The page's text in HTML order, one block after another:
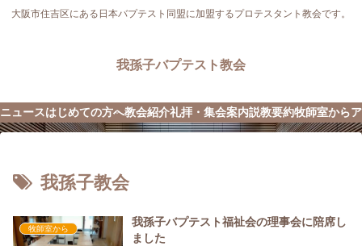
大阪市住吉区にある日本バプテスト同盟に加盟するプロテスタント教会です。
我孫子バプテスト教会
ニュースはじめての方へ教会紹介礼拝・集会案内説教要約牧師室から
我孫子教会
牧師室から
我孫子バプテスト福祉会の理事会に陪席し
ました